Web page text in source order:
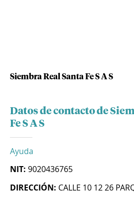
Siembra Real Santa Fe S A S
Datos de contacto de
Fe S A S
Ayuda
NIT: 9020436765
DIRECCIÓN: CALLE 10 12 26